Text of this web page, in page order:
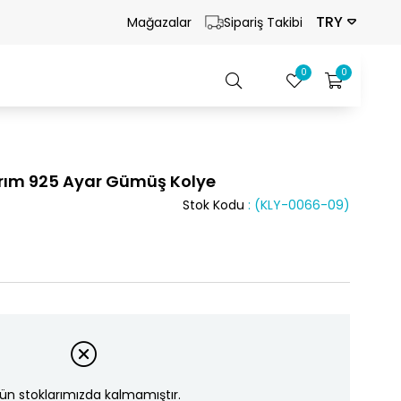
Mağazalar Sipariş Takibi TRY
0
0
925 Ayar Gümüş Kolye
(KLY-0066-09)
Stok Kodu
stoklarımızda kalmamıştır.